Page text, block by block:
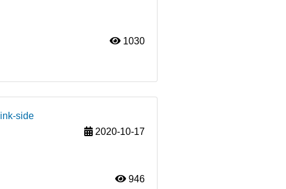
1030
side
2020-10-17
946